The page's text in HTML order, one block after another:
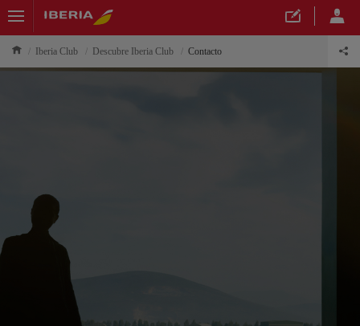
Iberia Club Descubre Iberia Club Contacto